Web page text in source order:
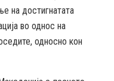
на достигнатата
во однос на
односно кон